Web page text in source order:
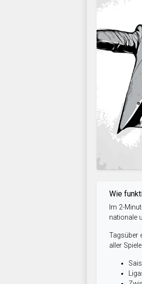
Wie
Im 2-
nationale
Tagsüber
aller